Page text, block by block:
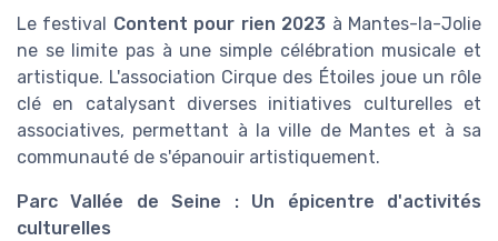
Le festival Content pour rien 2023 à Mantes-la-Jolie
ne se limite pas à une simple célébration musicale et
artistique. L'association Cirque des Étoiles joue un rôle
clé en catalysant diverses initiatives culturelles et
associatives, permettant à la ville de Mantes et à sa
communauté de s'épanouir artistiquement.
Parc Vallée de Seine : Un épicentre d'activités
culturelles